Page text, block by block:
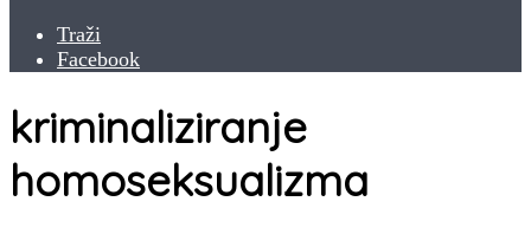
Traži
Facebook
kriminaliziranje
homoseksualizma